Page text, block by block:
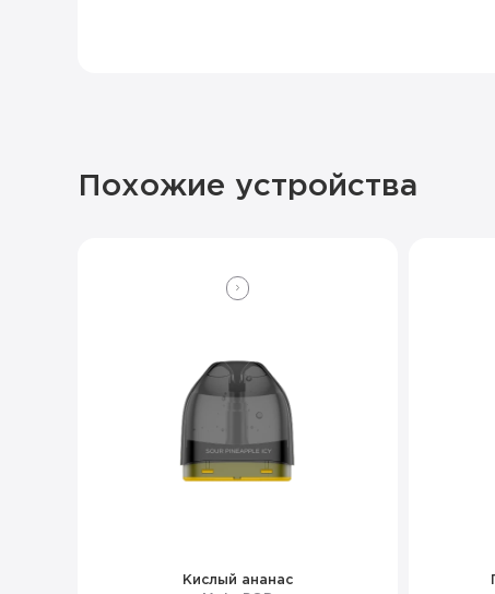
Похожие устройства
Кислый ананас